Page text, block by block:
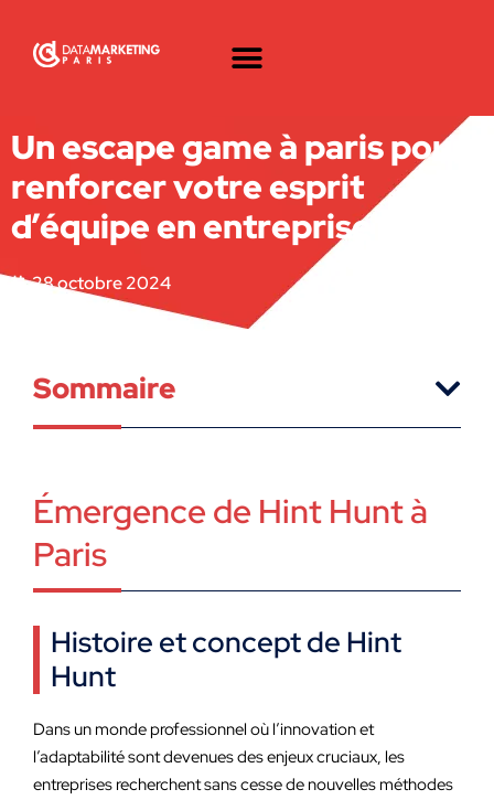
Un escape game à paris pour
renforcer votre esprit
d’équipe en entreprise
28 octobre 2024
Sommaire
Émergence de Hint Hunt à
Paris
Histoire et concept de Hint
Hunt
Dans un monde professionnel où l’innovation et
l’adaptabilité sont devenues des enjeux cruciaux, les
entreprises recherchent sans cesse de nouvelles méthodes